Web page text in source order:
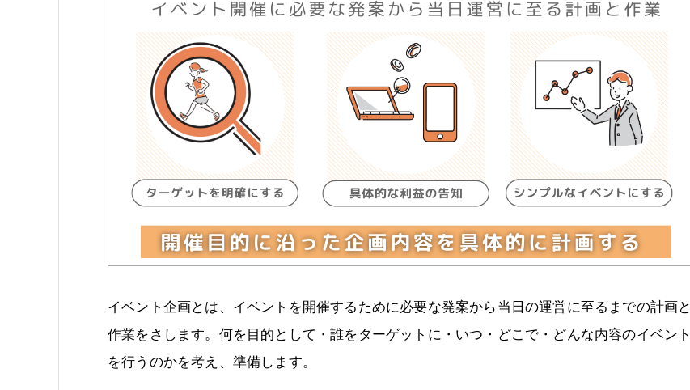
イベント企画とは、イベントを開催するために必要な発案から当日の運営に至るまでの計画と
作業をさします。何を目的として・誰をターゲットに・いつ・どこで・どんな内容のイベント
を行うのかを考え、準備します。